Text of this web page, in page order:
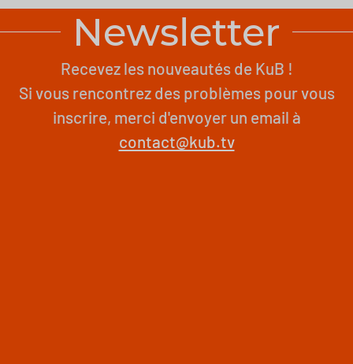
Newsletter
Recevez les nouveautés de KuB !
Si vous rencontrez des problèmes pour vous
inscrire, merci d'envoyer un email à
contact@kub.tv